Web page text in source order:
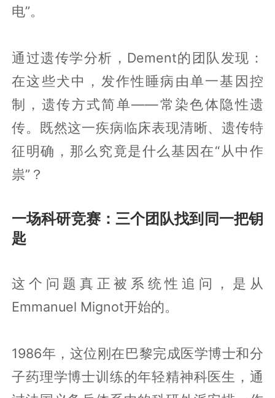
电”。
通过遗传学分析，Dement的团队发现：
在这些犬中，发作性睡病由单一基因控
制，遗传方式简单——常染色体隐性遗
传。既然这一疾病临床表现清晰、遗传特
征明确，那么究竟是什么基因在“从中作
祟”？
一场科研竞赛：三个团队找到同一把钥
匙
这个问题真正被系统性追问，是从
Emmanuel Mignot开始的。
1986年，这位刚在巴黎完成医学博士和分
子药理学博士训练的年轻精神科医生，通